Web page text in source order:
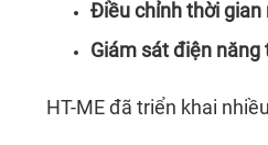
Điều chỉnh thời gian
Giám sát điện
HT-ME đã triển khai nhiều